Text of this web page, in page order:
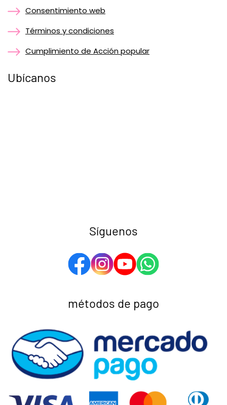
Consentimiento web
Términos y condiciones
Cumplimiento de Acción popular
Ubícanos
Síguenos
métodos de pago